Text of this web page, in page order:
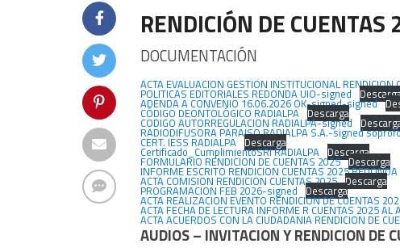
RENDICIÓN DE
DOCUMENTACIÓN
ACTA EVALUACION GESTION INSTITUCIONAL RENDICION
POLITICAS EDITORIALES REDONDA UIO-signed Descarga
ADENDA A CONVENIO 16.06.2026 OK-signed-signed
CÓDIGO DEONTOLÓGICO RADIALPA Descarga
CODIGO AUTORREGULACION RADIALPA-signed
RADIODIFUSORA PARAISO RADIALPA S.A.-signed
CERT. IESS RADIALPA Descarga
Certificado_CumplimientoSRI RADIALPA Descarga
FORMULARIO RENDICION DE CUENTAS 2025 Descarga
INFORME ESCRITO RENDICION CUENTAS 2025 REDONDA
ACTA COMISION RENDICION CUENTAS 2025 Descarga
PROGRAMACION FEB 2026-signed Descarga
ACTA REALIZACION EVENTO RENDICION DE CUENTAS
ACTA FECHA DE LECTURA INFORME R CUENTAS 2025 AL
ACTA ACUERDOS CON LA CIUDADANIA RENDICION DE
AUDIOS – INVITACION Y RENDICION DE